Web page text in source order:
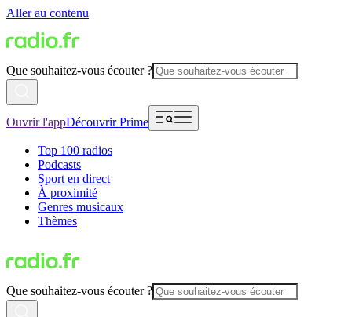
Aller au contenu
Que souhaitez-vous écouter ?
Ouvrir l'appDécouvrir Prime
Top 100 radios
Podcasts
Sport en direct
À proximité
Genres musicaux
Thèmes
Que souhaitez-vous écouter ?